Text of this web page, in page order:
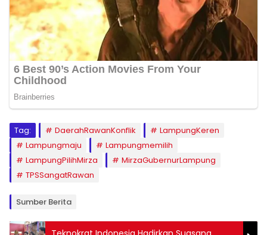
Tag: DaerahRawanKonflik
LampungKeren
Lampungmaju
Lampungmemilih
LampungPilihMirza
MirzaGubernurLampung
TPSSangatRawan
Sumber Berita